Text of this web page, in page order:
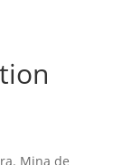
Mina de